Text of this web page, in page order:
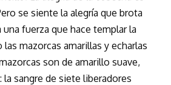
se siente la alegría que brota
fuerza que hace templar la
mazorcas amarillas y echarlas
son de amarillo suave,
sangre de siete liberadores